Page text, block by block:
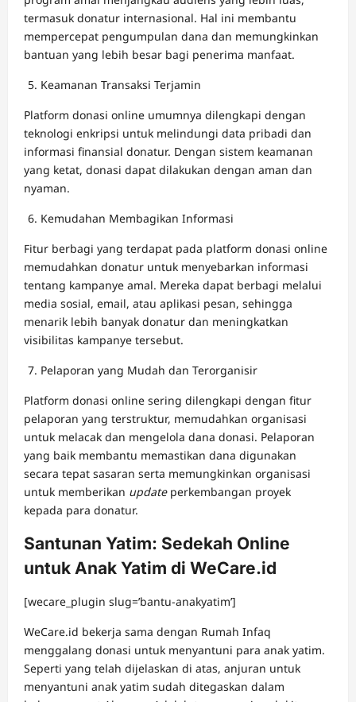
termasuk donatur internasional. Hal ini membantu
mempercepat pengumpulan dana dan memungkinkan
bantuan yang lebih besar bagi penerima manfaat.
Keamanan Transaksi Terjamin
Platform donasi online umumnya dilengkapi dengan
teknologi enkripsi untuk melindungi data pribadi dan
informasi finansial donatur. Dengan sistem keamanan
yang ketat, donasi dapat dilakukan dengan aman dan
nyaman.
Kemudahan Membagikan Informasi
Fitur berbagi yang terdapat pada platform donasi online
memudahkan donatur untuk menyebarkan informasi
tentang kampanye amal. Mereka dapat berbagi melalui
media sosial, email, atau aplikasi pesan, sehingga
menarik lebih banyak donatur dan meningkatkan
visibilitas kampanye tersebut.
Pelaporan yang Mudah dan Terorganisir
Platform donasi online sering dilengkapi dengan fitur
pelaporan yang terstruktur, memudahkan organisasi
untuk melacak dan mengelola dana donasi. Pelaporan
yang baik membantu memastikan dana digunakan
secara tepat sasaran serta memungkinkan organisasi
untuk memberikan updateperkembangan proyek
kepada para donatur.
Santunan Yatim: Sedekah Online
untuk Anak Yatim di WeCare.id
[wecare_plugin slug=’bantu-anakyatim’]
WeCare.id bekerja sama dengan Rumah Infaq
menggalang donasi untuk menyantuni para anak yatim.
Seperti yang telah dijelaskan di atas, anjuran untuk
menyantuni anak yatim sudah ditegaskan dalam